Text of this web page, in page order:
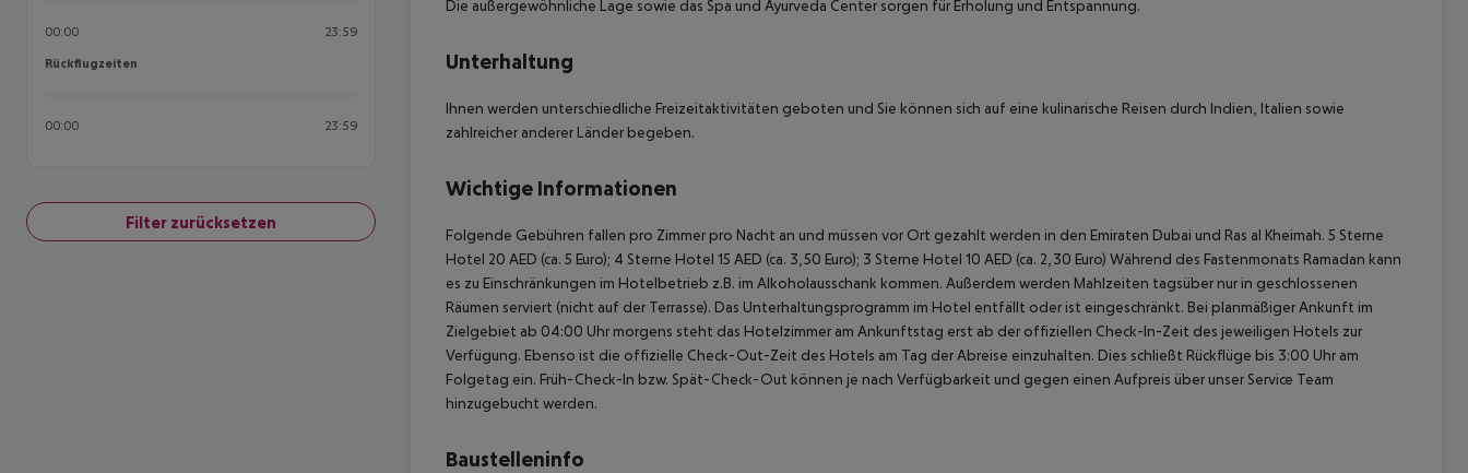
00:00 23:59
Rückflugzeiten
Rückflugzeiten
00:00 23:59
Filter zurücksetzen
Die außergewöhnliche Lage sowie das Spa und Ayurveda Center sorgen für Erholung und Entspannung.
Unterhaltung
Ihnen werden unterschiedliche Freizeitaktivitäten geboten und Sie können sich auf eine kulinarische Reisen durch Indien, Italien sowie
zahlreicher anderer Länder begeben.
Wichtige Informationen
Folgende Gebühren fallen pro Zimmer pro Nacht an und müssen vor Ort gezahlt werden in den Emiraten Dubai und Ras al Kheimah. 5 Sterne
Hotel 20 AED (ca. 5 Euro); 4 Sterne Hotel 15 AED (ca. 3,50 Euro); 3 Sterne Hotel 10 AED (ca. 2,30 Euro) Während des Fastenmonats Ramadan kann
es zu Einschränkungen im Hotelbetrieb z.B. im Alkoholausschank kommen. Außerdem werden Mahlzeiten tagsüber nur in geschlossenen
Räumen serviert (nicht auf der Terrasse). Das Unterhaltungsprogramm im Hotel entfällt oder ist eingeschränkt. Bei planmäßiger Ankunft im
Zielgebiet ab 04:00 Uhr morgens steht das Hotelzimmer am Ankunftstag erst ab der offiziellen Check-In-Zeit des jeweiligen Hotels zur
Verfügung. Ebenso ist die offizielle Check-Out-Zeit des Hotels am Tag der Abreise einzuhalten. Dies schließt Rückflüge bis 3:00 Uhr am
Folgetag ein. Früh-Check-In bzw. Spät-Check-Out können je nach Verfügbarkeit und gegen einen Aufpreis über unser Service Team
hinzugebucht werden.
Baustelleninfo